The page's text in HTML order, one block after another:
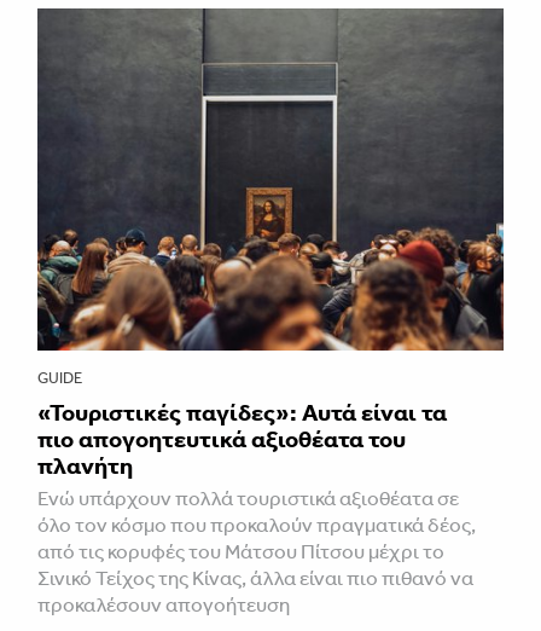
GUIDE
«Τουριστικές παγίδες»: Αυτά είναι τα
πιο απογοητευτικά αξιοθέατα του
πλανήτη
Ενώ υπάρχουν πολλά τουριστικά αξιοθέατα σε
όλο τον κόσμο που προκαλούν πραγματικά δέος,
από τις κορυφές του Μάτσου Πίτσου μέχρι το
Σινικό Τείχος της Κίνας, άλλα είναι πιο πιθανό να
προκαλέσουν απογοήτευση